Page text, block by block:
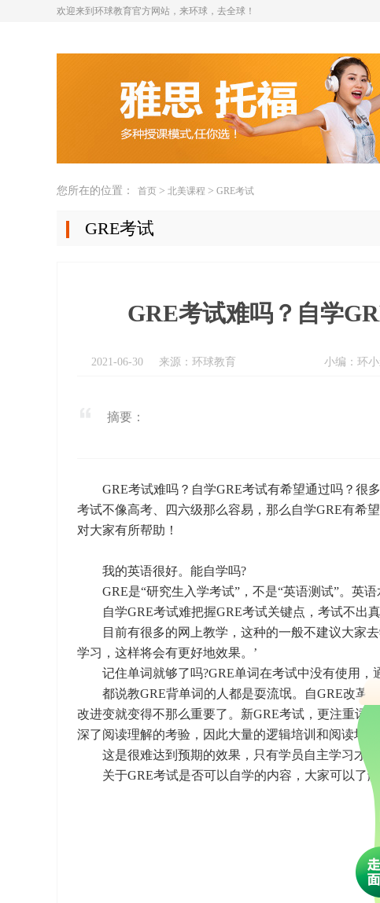
欢迎来到环球教育官方网站，来环球，去全球！
您所在的位置： 首页 > 北美课程 > GRE考试
GRE考试
GRE考试难吗？自学
2021-06-30 来源：环球教育 小编：环
摘要：
GRE考试难吗？自学GRE考试有希望通过吗？很
考试不像高考、四六级那么容易，那么自学GRE有希
对大家有所帮助！
我的英语很好。能自学吗?
GRE是“研究生入学考试”，不是“英语测试”。英语
自学GRE考试难把握GRE考试关键点，考试不出真
目前有很多的网上教学，这种的一般不建议大家去
学习，这样将会有更好地效果。’
记住单词就够了吗?GRE单词在考试中没有使用，
都说教GRE背单词的人都是耍流氓。自GRE改革以
改进变就变得不那么重要了。新GRE考试，更注重词
深了阅读理解的考验，因此大量的逻辑培训和阅读培
这是很难达到预期的效果，只有学员自主学习才可
关于GRE考试是否可以自学的内容，大家可以了解